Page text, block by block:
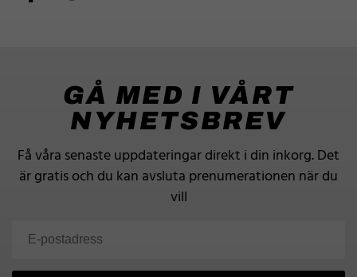
GÅ MED I VÅRT
NYHETSBREV
Få våra senaste uppdateringar direkt i din inkorg.Det
är gratis och du kan avsluta prenumerationen när du
vill